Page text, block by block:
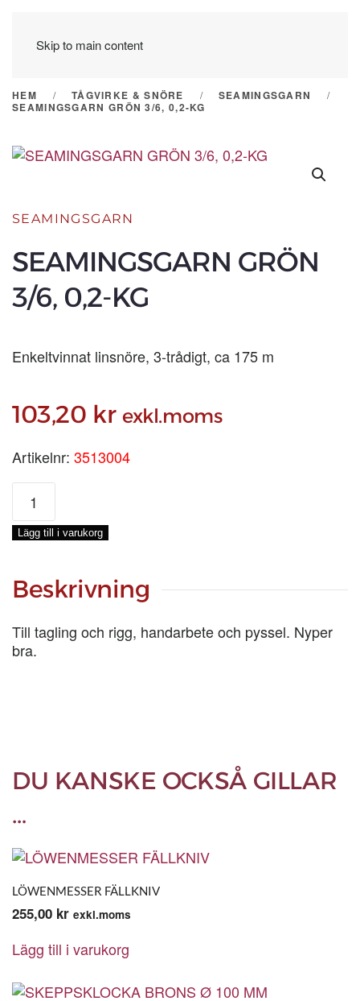
Skip to main content
HEM TÅGVIRKE & SNÖRE
SEAMINGSGARN
SEAMINGSGARN GRÖN 3/6, 0,2-KG
SEAMINGSGARN
SEAMINGSGARN GRÖN
3/6, 0,2-KG
Enkeltvinnat linsnöre, 3-trådigt, ca 175 m
103,20 kr exkl.moms
Artikelnr: 3513004
SEAMINGSGARN
GRÖN
3/6,
0,2-
mängd
Lägg till i varukorg
Beskrivning
Till tagling och rigg, handarbete och pyssel. Nyper
bra.
DU KANSKE OCKSÅ GILLAR
…
LÖWENMESSER FÄLLKNIV
255,00 kr exkl.moms
Lägg till i varukorg